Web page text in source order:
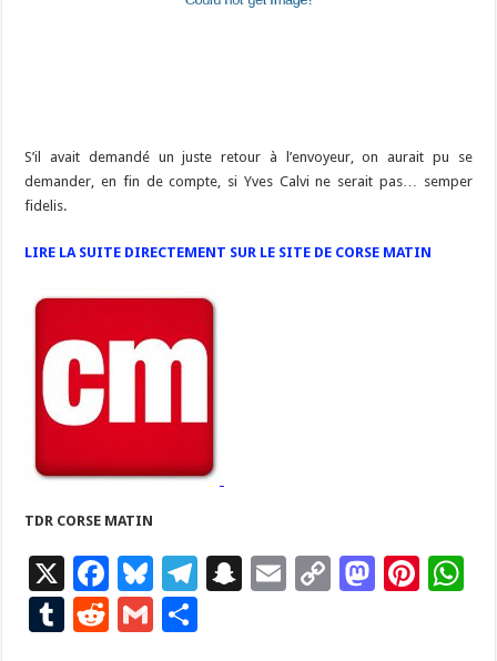
S’il avait demandé un juste retour à l’envoyeur, on aurait pu se
demander, en fin de compte, si Yves Calvi ne serait pas… semper
fidelis.
LIRE LA SUITE DIRECTEMENT SUR LE SITE DE CORSE MATIN
TDR CORSE MATIN
X
F
ac
e
Bl
u
es
T
S
E
C
M Pi
T
R
G